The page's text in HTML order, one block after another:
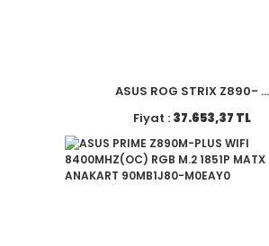
ASUS ROG STRIX Z890- ...
Fiyat : 37.653,37 TL